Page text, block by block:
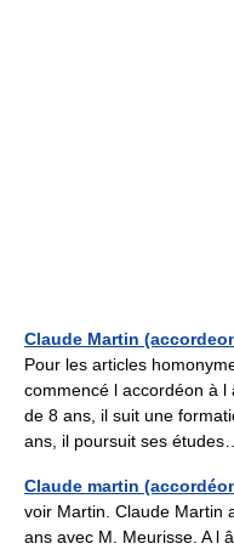
Claude Martin
Pour les articles
commencé l accordéon à l
de 8 ans, il suit une
ans, il poursuit ses
Claude martin
voir Martin. Claude Martin
ans avec M. Meurisse. A l